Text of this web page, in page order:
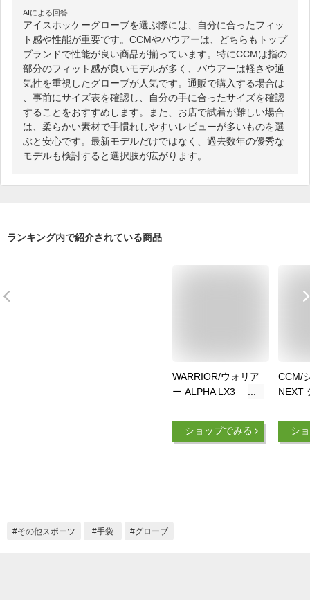
AIによる回答
アイスホッケーグローブを選ぶ際には、自分に合ったフィッ
ト感や性能が重要です。CCMやバウアーは、どちらもトップ
ブランドで性能が良い商品が揃っています。特にCCMは指の
部分のフィット感が良いモデルが多く、バウアーは軽さや通
気性を重視したグローブが人気です。通販で購入する場合は
、事前にサイズ表を確認し、自分の手に合ったサイズを確認
することをおすすめします。また、お店で試着が難しい場合
は、柔らかい素材で手慣れしやすいレビューが多いものを選
ぶと安心です。最新モデルだけではなく、過去数年の優秀な
モデルも検討すると選択肢が広がります。
ランキング内で紹介されている商品
WARRIOR/ウォリア
ー ALPHA LX3
スホッケーグロー
ブ】 2025-2026
ショップでみる
CCM/
NEXT
ブ】
シ
その他スポーツ 手袋 グローブ